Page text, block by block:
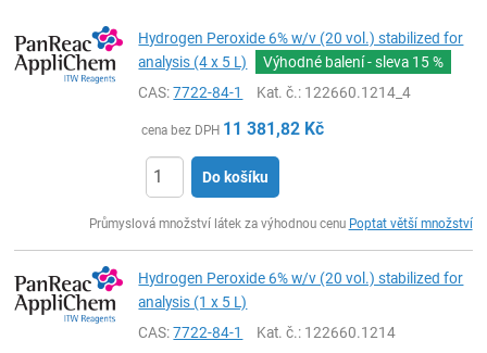
Hydrogen Peroxide 6% w/v (20 vol.) stabilized for
analysis (4 x 5 L)
Výhodné balení - sleva 15 %
CAS:7722-84-1 Kat. č.: 122660.1214_4
cena bez DPH 11 381,82 Kč
Do košíku
Průmyslová množství látek za výhodnou cenu Poptat větší množství
Hydrogen Peroxide 6% w/v (20 vol.) stabilized for
analysis (1 x 5 L)
CAS:7722-84-1 Kat. č.: 122660.1214